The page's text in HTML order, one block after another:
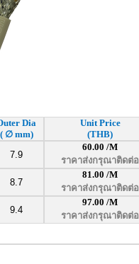
Dia
(∅ mm)
Unit Price
(THB)
7.9
60.00 /M
ราคาส่งกรุณาติดต่อ
8.7
81.00 /M
ราคาส่งกรุณาติดต่อ
9.4
97.00 /M
ราคาส่งกรุณาติดต่อ